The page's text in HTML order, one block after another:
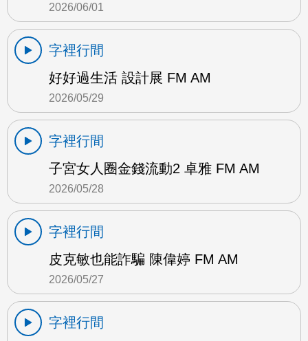
2026/06/01
字裡行間
好好過生活 設計展 FM AM
2026/05/29
字裡行間
子宮女人圈金錢流動2 卓雅 FM AM
2026/05/28
字裡行間
皮克敏也能詐騙 陳偉婷 FM AM
2026/05/27
字裡行間